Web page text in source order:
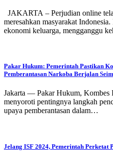
JAKARTA – Perjudian online
meresahkan masyarakat
ekonomi keluarga, mengganggu
Pakar Hukum: Pemerintah Pastikan
Pemberantasan Narkoba Berjalan
Jakarta — Pakar Hukum, Kombes
menyoroti pentingnya langkah
upaya pemberantasan dalam…
Jelang ISF 2024, Pemerintah Perketat